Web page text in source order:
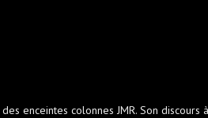
enceintes colonnes JMR. Son discours